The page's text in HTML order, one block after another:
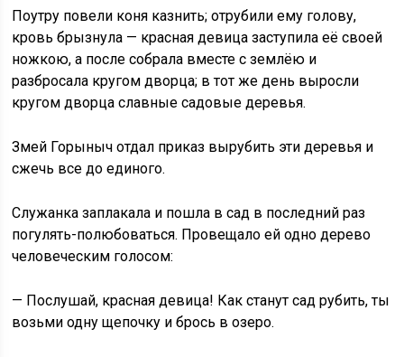
Поутру повели коня казнить; отрубили ему голову,
кровь брызнула — красная девица заступила её своей
ножкою, а после собрала вместе с землёю и
разбросала кругом дворца; в тот же день выросли
кругом дворца славные садовые деревья.
Змей Горыныч отдал приказ вырубить эти деревья и
сжечь все до единого.
Служанка заплакала и пошла в сад в последний раз
погулять-полюбоваться. Провещало ей одно дерево
человеческим голосом:
— Послушай, красная девица! Как станут сад рубить, ты
возьми одну щепочку и брось в озеро.